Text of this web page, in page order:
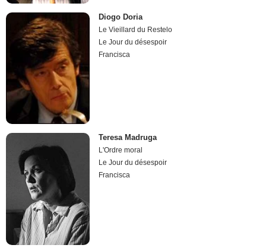
Diogo Doria
Le Vieillard du Restelo
Le Jour du désespoir
Francisca
Teresa Madruga
L'Ordre moral
Le Jour du désespoir
Francisca